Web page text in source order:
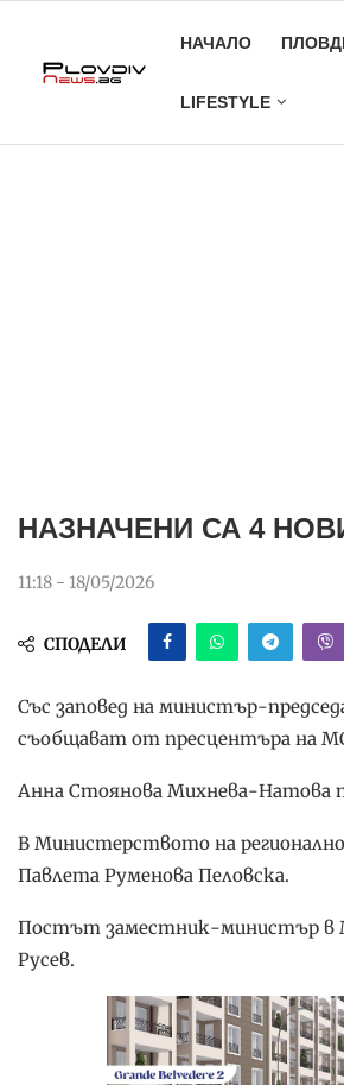
НАЧАЛО
LIFESTYLE
НАЗНАЧЕНИ СА 4
11:18 - 18/05/2026
СПОДЕЛИ
Със заповед на министър-
съобщават от пресцентъра на
Анна Стоянова Михнева-Натова
В Министерството на
Павлета Руменова Пеловска.
Постът заместник-министър в
Русев.